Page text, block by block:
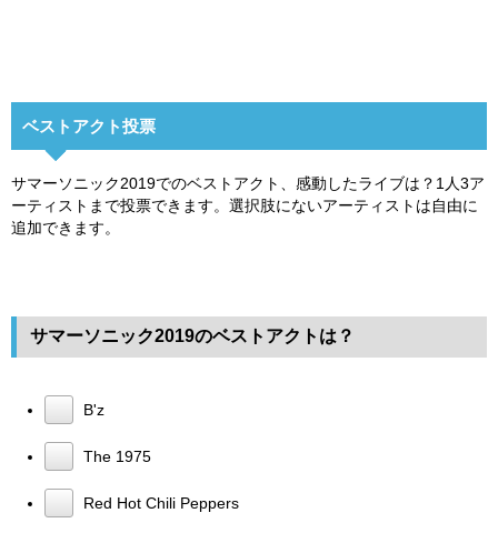
ベストアクト投票
サマーソニック2019でのベストアクト、感動したライブは？1人3ア
ーティストまで投票できます。選択肢にないアーティストは自由に
追加できます。
サマーソニック2019のベストアクトは？
B'z
The 1975
Red Hot Chili Peppers